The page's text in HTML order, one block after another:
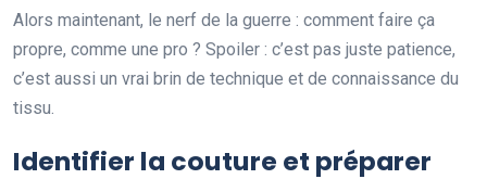
Alors maintenant, le nerf de la guerre : comment faire ça
propre, comme une pro ? Spoiler : c’est pas juste patience,
c’est aussi un vrai brin de technique et de connaissance du
tissu.
Identifier la couture et préparer